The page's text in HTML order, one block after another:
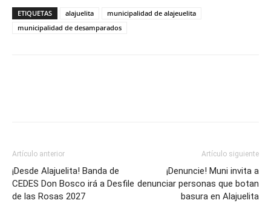
ETIQUETAS alajuelita
municipalidad de alajeuelita
municipalidad de desamparados
Artículo anterior
¡Desde Alajuelita! Banda de
CEDES Don Bosco irá a Desfile
de las Rosas 2027
Artículo siguiente
¡Denuncie! Muni invita a
denunciar personas que botan
basura en Alajuelita